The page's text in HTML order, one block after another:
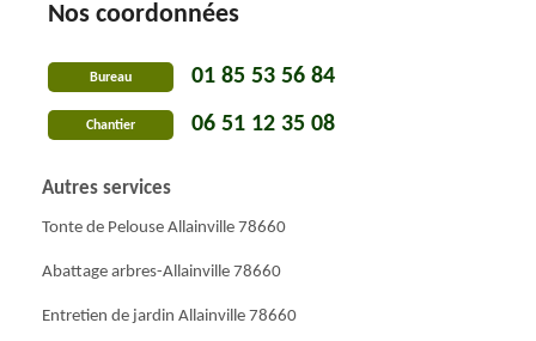
Nos coordonnées
Bureau 01 85 53 56 84
Chantier 06 51 12 35 08
Autres services
Tonte de Pelouse Allainville 78660
Abattage arbres-Allainville 78660
Entretien de jardin Allainville 78660